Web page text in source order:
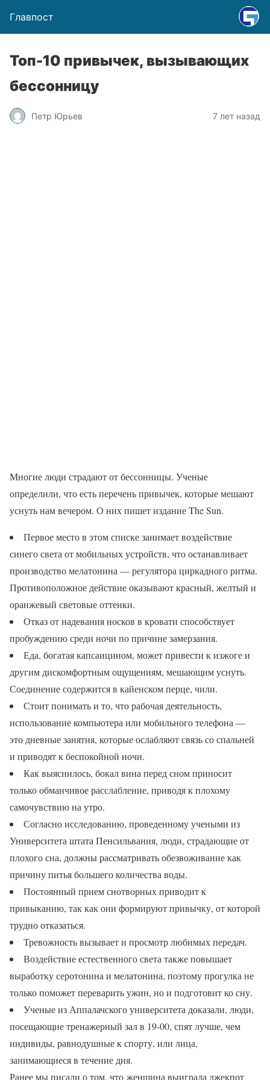
Главпост
Топ-10 привычек, вызывающих
бессонницу
Петр Юрьев 7 лет назад
Многие люди страдают от бессонницы. Ученые
определили, что есть перечень привычек, которые мешают
уснуть нам вечером. О них пишет издание The Sun.
Первое место в этом списке занимает воздействие
синего света от мобильных устройств, что останавливает
производство мелатонина — регулятора циркадного ритма.
Противоположное действие оказывают красный, желтый и
оранжевый световые оттенки.
Отказ от надевания носков в кровати способствует
пробуждению среди ночи по причине замерзания.
Еда, богатая капсаицином, может привести к изжоге и
другим дискомфортным ощущениям, мешающим уснуть.
Соединение содержится в кайенском перце, чили.
Стоит понимать и то, что рабочая деятельность,
использование компьютера или мобильного телефона —
это дневные занятия, которые ослабляют связь со спальней
и приводят к беспокойной ночи.
Как выяснилось, бокал вина перед сном приносит
только обманчивое расслабление, приводя к плохому
самочувствию на утро.
Согласно исследованию, проведенному учеными из
Университета штата Пенсильвания, люди, страдающие от
плохого сна, должны рассматривать обезвоживание как
причину питья большего количества воды.
Постоянный прием снотворных приводит к
привыканию, так как они формируют привычку, от которой
трудно отказаться.
Тревожность вызывает и просмотр любимых передач.
Воздействие естественного света также повышает
выработку серотонина и мелатонина, поэтому прогулка не
только поможет переварить ужин, но и подготовит ко сну.
Ученые из Аппалачского университета доказали, люди,
посещающие тренажерный зал в 19-00, спят лучше, чем
индивиды, равнодушные к спорту, или лица,
занимающиеся в течение дня.
Ранее мы писали о том, что женщина выиграла джекпот